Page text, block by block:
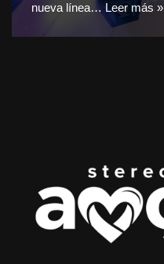
nueva línea…Leer más »